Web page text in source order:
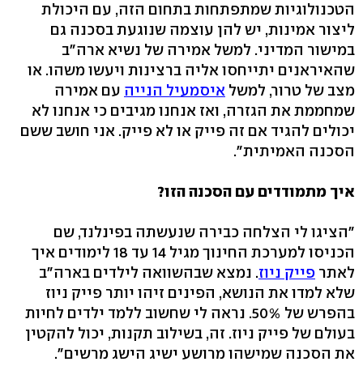
הטכנולוגיות שמתפתחות בתחום הזה, עם היכולת
ליצור אמינות, יש להן עוצמה שנוגעת בסכנה גם
במישור המדיני. למשל אמירה של נשיא ארה"ב
שהאיראנים יתייחסו אליה ברצינות ויעשו משהו. או
מצב של טרור, למשל איסמעיל הנייה עם אמירה
שמחממת את הגזרה, ואז אנחנו מגיבים כי אנחנו לא
יכולים להגיד אם זה פייק או לא פייק. אני חושב ששם
הסכנה האמיתית".
איך מתמודדים עם הסכנה הזו?
"הציגו לי הצלחה כבירה שנעשתה בפינלנד, שם
הכניסו למערכת החינוך מגיל 14 עד 18 לימודים איך
לאתר פייק ניוז. נמצא שבהשוואה לילדים בארה"ב
שלא למדו את הנושא, הפינים זיהו יותר פייק ניוז
בהפרש של 50%. נראה לי שחשוב ללמד ילדים לחיות
בעולם של פייק ניוז. זה, בשילוב תקנות, יכול להקטין
את הסכנה שמישהו מרושע ישיג הישג מרשים".